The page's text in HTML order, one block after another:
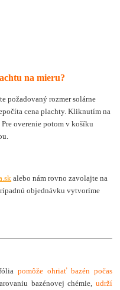
na mieru?
požadovaný rozmer solárne
cena plachty. Kliknutím na
overenie potom v košíku
alebo nám rovno zavolajte na
objednávku vytvoríme
pomôže ohriať bazén počas
bazénovej chémie, udrží